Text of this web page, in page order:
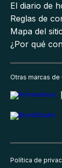
El diario de
Reglas de
Mapa del
¿Por qué
Otras marcas de
Política de